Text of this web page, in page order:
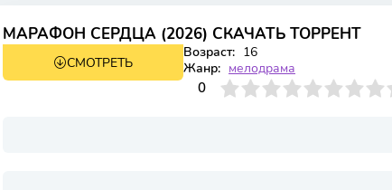
МАРАФОН СЕРДЦА (2026) СКАЧАТЬ ТОРРЕНТ
1 сезон 4 серияСМОТРЕТЬ
Возраст: 16
Жанр: мелодрама
0
4 6 7 8 9 10